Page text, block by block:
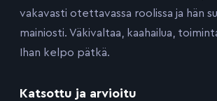
vakavasti otettavassa roolissa ja hän
mainiosti. Väkivaltaa, kaahailua,
Ihan kelpo pätkä.
Katsottu ja arvioitu